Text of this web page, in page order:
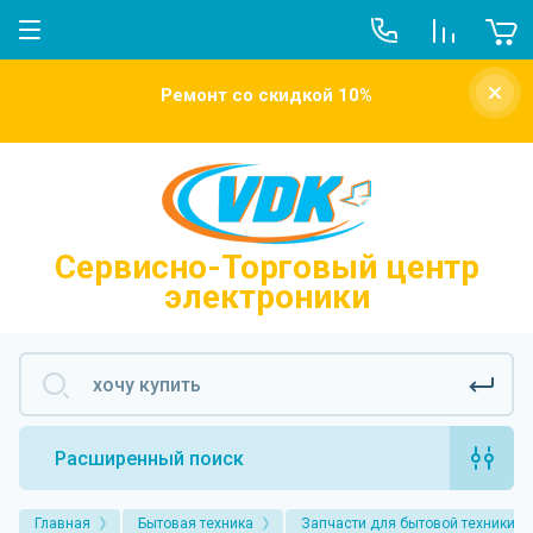
О компании
Новости
Напишите нам
Ремонт со скидкой 10%
Сервисно-Торговый центр
электроники
Расширенный поиск
Главная Бытовая техника Запчасти для бытовой техники